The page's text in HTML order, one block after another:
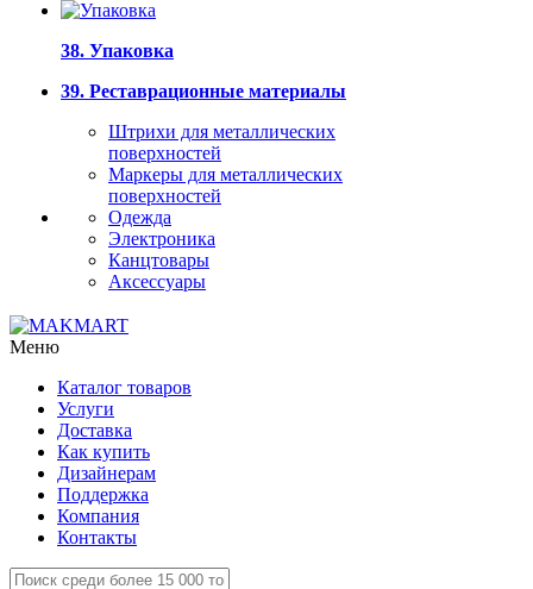
38. Упаковка
39. Реставрационные материалы
Штрихи для металлических
поверхностей
Маркеры для металлических
поверхностей
Одежда
Электроника
Канцтовары
Аксессуары
Меню
Каталог товаров
Услуги
Доставка
Как купить
Дизайнерам
Поддержка
Компания
Контакты